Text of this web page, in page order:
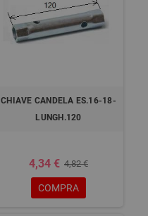
CHIAVE CANDELA ES.16-18-
LUNGH.120
4,34 € 4,82 €
COMPRA